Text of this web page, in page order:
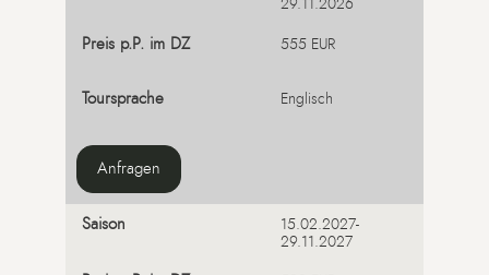
29.11.2026
555 EUR
Englisch
Anfragen
15.02.2027-
29.11.2027